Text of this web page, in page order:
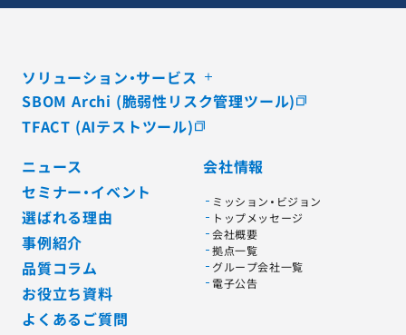
ソリューション・サービス
SBOM Archi (脆弱性リスク管理ツール)
TFACT (AIテストツール)
ニュース
セミナー・イベント
選ばれる理由
事例紹介
品質コラム
お役立ち資料
よくあるご質問
会社情報
ミッション・ビジョン
トップメッセージ
会社概要
拠点一覧
グループ会社一覧
電子公告